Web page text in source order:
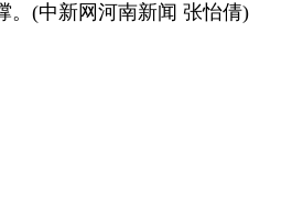
。(中新网河南新闻 张怡倩)